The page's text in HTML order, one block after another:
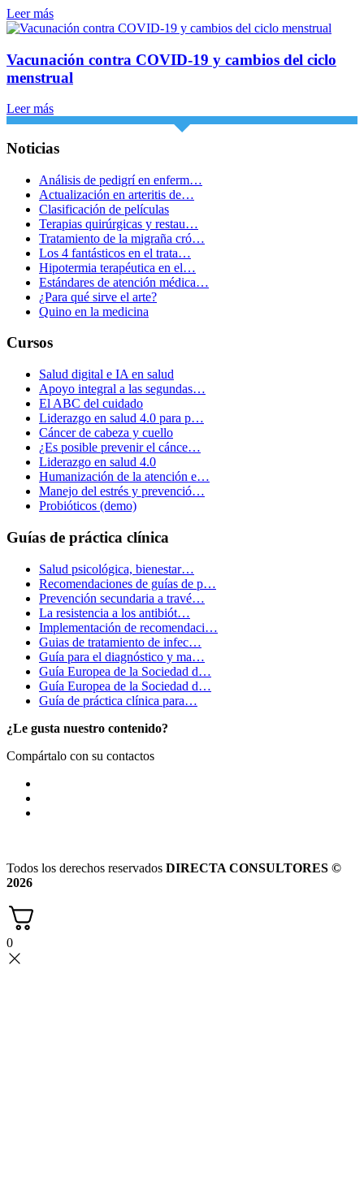
Leer más
Vacunación contra COVID-19 y cambios del ciclo
menstrual
Leer más
Noticias
Análisis de pedigrí en enferm…
Actualización en arteritis de…
Clasificación de películas
Terapias quirúrgicas y restau…
Tratamiento de la migraña cró…
Los 4 fantásticos en el trata…
Hipotermia terapéutica en el…
Estándares de atención médica…
¿Para qué sirve el arte?
Quino en la medicina
Cursos
Salud digital e IA en salud
Apoyo integral a las segundas…
El ABC del cuidado
Liderazgo en salud 4.0 para p…
Cáncer de cabeza y cuello
¿Es posible prevenir el cánce…
Liderazgo en salud 4.0
Humanización de la atención e…
Manejo del estrés y prevenció…
Probióticos (demo)
Guías de práctica clínica
Salud psicológica, bienestar…
Recomendaciones de guías de p…
Prevención secundaria a travé…
La resistencia a los antibiót…
Implementación de recomendaci…
Guias de tratamiento de infec…
Guía para el diagnóstico y ma…
Guía Europea de la Sociedad d…
Guía Europea de la Sociedad d…
Guía de práctica clínica para…
¿Le gusta nuestro contenido?
Compártalo con su contactos
Todos los derechos reservados DIRECTA CONSULTORES ©
2026
0